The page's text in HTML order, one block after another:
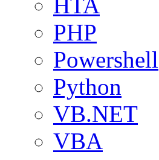
HTA
PHP
Powershell
Python
VB.NET
VBA